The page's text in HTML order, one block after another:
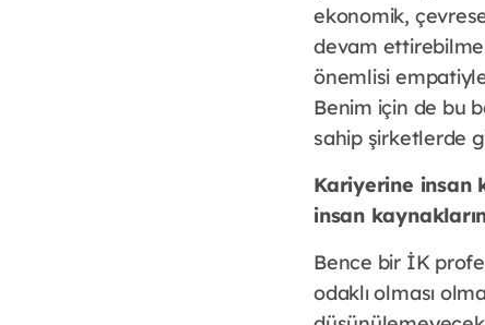
ekonomik,
devam
önemlisi
Benim için de bu
sahip şirketlerde
Kariyerine insan
insan
Bence bir İK
odaklı olması